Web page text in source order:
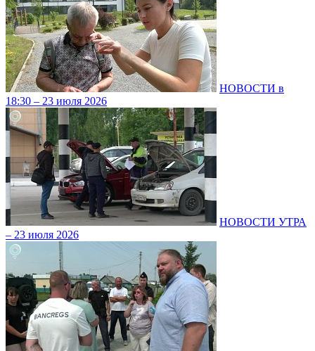
НОВОСТИ в
18:30 – 23 июля 2026
НОВОСТИ УТРА
– 23 июля 2026